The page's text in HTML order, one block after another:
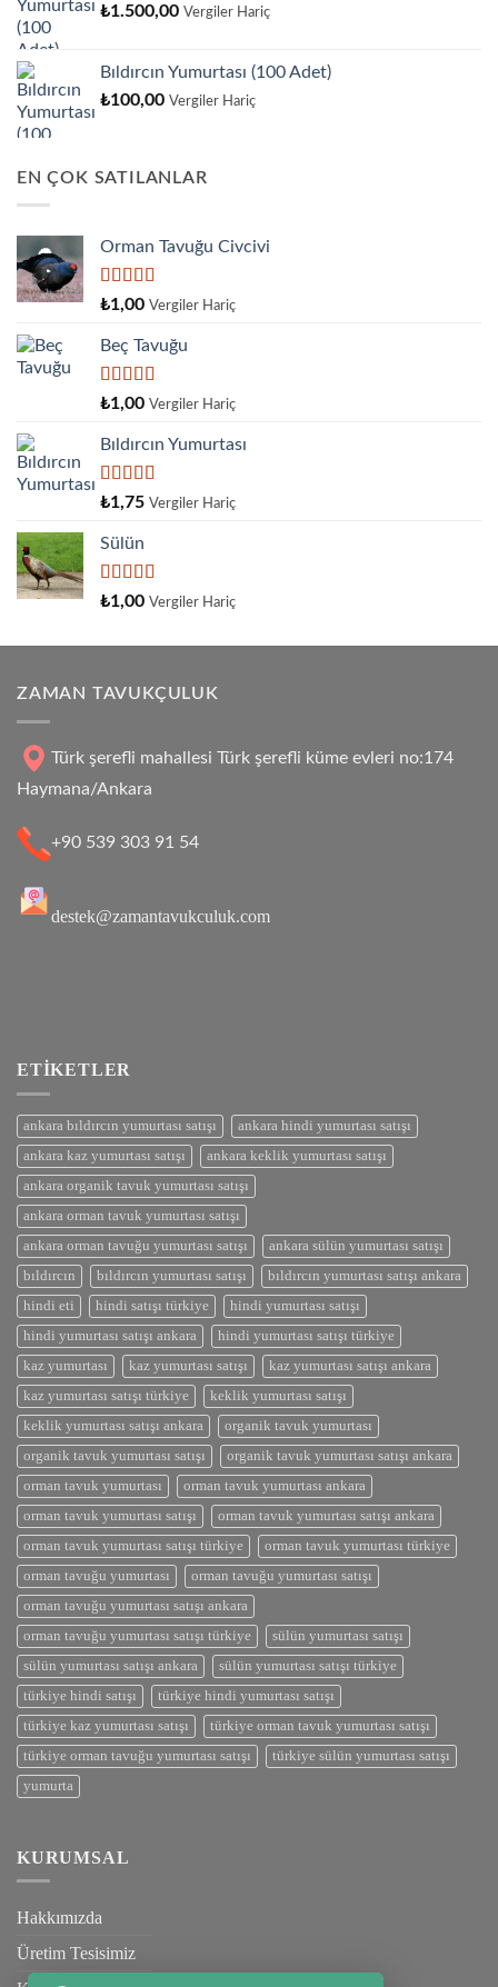
₺1.500,00 Vergiler Hariç
Bıldırcın Yumurtası (100 Adet)
₺100,00 Vergiler Hariç
EN ÇOK SATILANLAR
Orman Tavuğu Civcivi
5 üzerinden
₺1,00 Vergiler Hariç
Beç Tavuğu
5
4.00
aldı
₺1,00 Vergiler Hariç
Bıldırcın Yumurtası
5
4.33oy
aldı
₺1,75 Vergiler Hariç
Sülün
5
aldı
₺1,00 Vergiler Hariç
ZAMAN TAVUKÇULUK
Türk şerefli mahallesi Türk şerefli küme evleri no:174
Haymana/Ankara
+90 539 303 91 54
destek@zamantavukculuk.com
ETIKETLER
ankara bıldırcın yumurtası satışı
ankara hindi yumurtası satışı
ankara kaz yumurtası satışı
ankara keklik yumurtası satışı
ankara organik tavuk yumurtası satışı
ankara orman tavuk yumurtası satışı
ankara orman tavuğu yumurtası satışı
ankara sülün yumurtası satışı
bıldırcın
bıldırcın yumurtası satışı
bıldırcın yumurtası satışı ankara
hindi eti
hindi satışı türkiye
hindi yumurtası satışı
hindi yumurtası satışı ankara
hindi yumurtası satışı türkiye
kaz yumurtası
kaz yumurtası satışı
kaz yumurtası satışı ankara
kaz yumurtası satışı türkiye
keklik yumurtası satışı
keklik yumurtası satışı ankara
organik tavuk yumurtası
organik tavuk yumurtası satışı
organik tavuk yumurtası satışı ankara
orman tavuk yumurtası
orman tavuk yumurtası ankara
orman tavuk yumurtası satışı
orman tavuk yumurtası satışı ankara
orman tavuk yumurtası satışı türkiye
orman tavuk yumurtası türkiye
orman tavuğu yumurtası
orman tavuğu yumurtası satışı
orman tavuğu yumurtası satışı ankara
orman tavuğu yumurtası satışı türkiye
sülün yumurtası satışı
sülün yumurtası satışı ankara
sülün yumurtası satışı türkiye
türkiye hindi satışı
türkiye hindi yumurtası satışı
türkiye kaz yumurtası satışı
türkiye orman tavuk yumurtası satışı
türkiye orman tavuğu yumurtası satışı
türkiye sülün yumurtası satışı
yumurta
KURUMSAL
Hakkımızda
Üretim Tesisimiz